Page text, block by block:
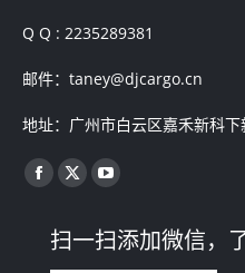
Q Q : 2235289381
邮件：taney@djcargo.cn
地址：广州市白云区嘉禾新科
找到我们：
Facebook
opens
X
opens
YouTube
opens
扫一扫添加微信，